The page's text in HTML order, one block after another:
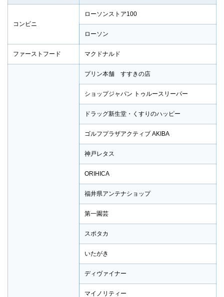
コンビニ
ローソンストア100
ローソン
ファーストフード マクドナルド
プリン本舗 すすきの店
ショップジャパン トゥルースリーパー
ドラッグ新生堂・くすりのハッピー
ゴルフプラザアクティブ AKIBA
神戸レタス
ORIHICA
福井県アンテナショップ
第一園芸
スポタカ
いたがき
ディヴァイナー
マイノリティー